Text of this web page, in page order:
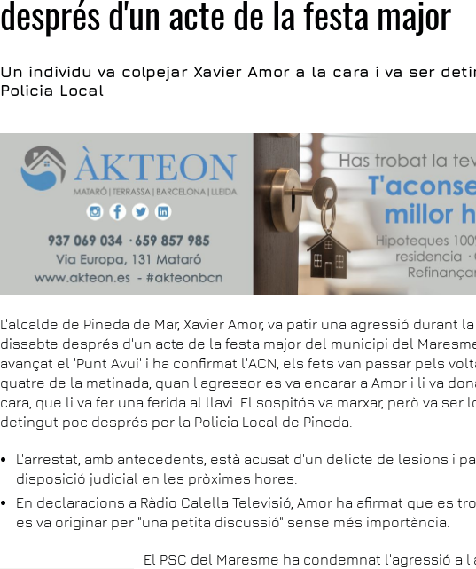
després d'un acte de la festa major
Un individu va colpejar Xavier Amor a la cara i va ser
Policia Local
L'alcalde de Pineda de Mar, Xavier Amor, va patir una agressió durant
dissabte després d'un acte de la festa major del municipi del
avançat el 'Punt Avui' i ha confirmat l'ACN, els fets van passar pels
quatre de la matinada, quan l'agressor es va encarar a Amor i li va
cara, que li va fer una ferida al llavi. El sospitós va marxar, però va ser
detingut poc després per la Policia Local de Pineda.
L'arrestat, amb antecedents, està acusat d'un delicte de lesions i
disposició judicial en les pròximes hores.
En declaracions a Ràdio Calella Televisió, Amor ha afirmat que es
es va originar per "una petita discussió" sense més importància.
El PSC del Maresme ha condemnat l'agressió a